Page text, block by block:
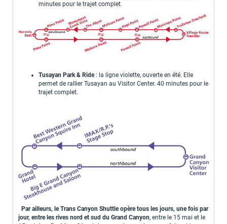
minutes pour le trajet complet.
Tusayan Park & Ride: la ligne violette, ouverte en été. Elle
permet de rallier Tusayan au Visitor Center. 40 minutes pour le
trajet complet.
Par ailleurs, le Trans Canyon Shuttle opère tous les jours, une fois par
jour, entre les rives nord et sud du Grand Canyon, entre le 15 mai et le